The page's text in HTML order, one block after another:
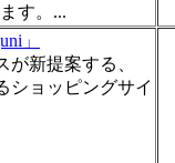
す。...
」
が新提案する、
ショッピングサイ